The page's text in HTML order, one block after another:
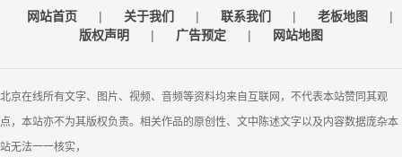
网站首页 | 关于我们 | 联系我们 | 老板地图
|
版权声明
| 广告预定 | 网站地图
北京在线所有文字、图片、视频、音频等资料均来自互联网，不代表本站赞同其观
点，本站亦不为其版权负责。相关作品的原创性、文中陈述文字以及内容数据庞杂本
站无法一一核实，